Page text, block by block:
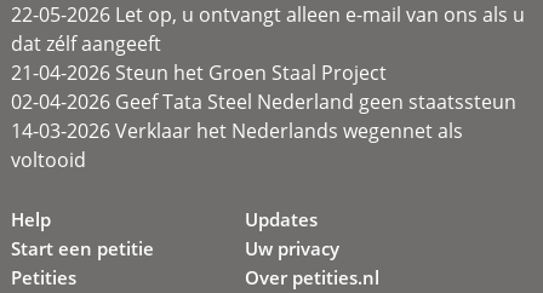
22-05-2026 Let op, u ontvangt alleen e-mail van ons als u
dat zélf aangeeft
21-04-2026 Steun het Groen Staal Project
02-04-2026 Geef Tata Steel Nederland geen staatssteun
14-03-2026 Verklaar het Nederlands wegennet als
voltooid
Help
Start een petitie
Petities
Updates
Uw privacy
Over petities.nl